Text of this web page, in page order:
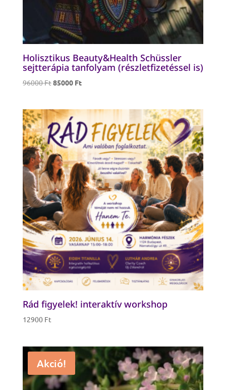
Holisztikus Beauty&Health Schüssler
sejtterápia tanfolyam (részletfizetéssel is)
96000FtOriginal
96000 Ft.
85000 FtCurrent
85000 Ft.
Rád figyelek! interaktív workshop
12900 Ft
Akció!